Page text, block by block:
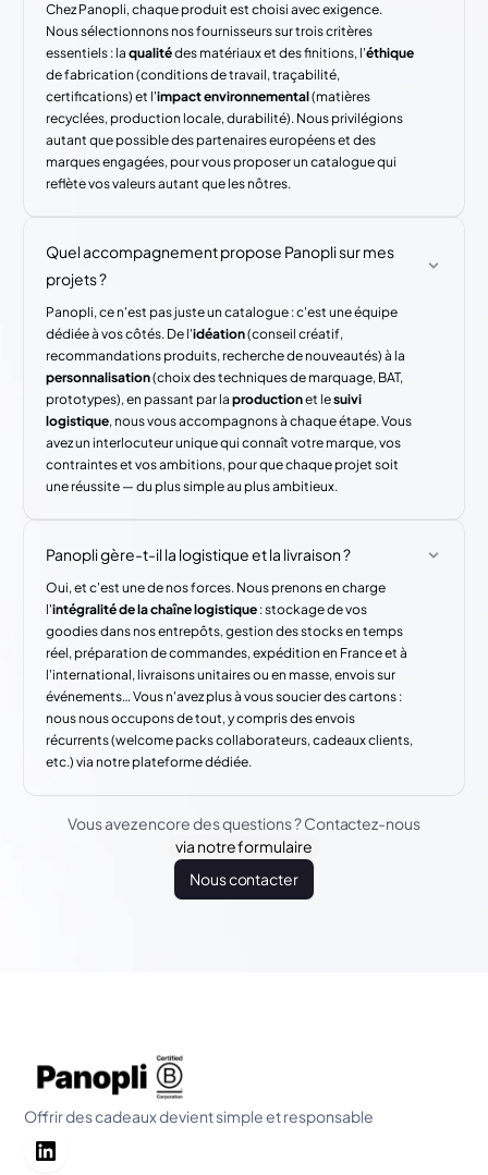
Chez Panopli, chaque produit est choisi avec exigence.
Nous sélectionnons nos fournisseurs sur trois critères
essentiels : laqualitédes matériaux et des finitions, l'éthique
de fabrication (conditions de travail, traçabilité,
certifications) et l'impact environnemental(matières
recyclées, production locale, durabilité). Nous privilégions
autant que possible des partenaires européens et des
marques engagées, pour vous proposer un catalogue qui
reflète vos valeurs autant que les nôtres.
Quel accompagnement propose Panopli sur mes
projets ?
Panopli, ce n'est pas juste un catalogue : c'est une équipe
dédiée à vos côtés. De l'idéation(conseil créatif,
recommandations produits, recherche de nouveautés) à la
personnalisation(choix des techniques de marquage, BAT,
prototypes), en passant par laproductionet lesuivi
logistique, nous vous accompagnons à chaque étape. Vous
avez un interlocuteur unique qui connaît votre marque, vos
contraintes et vos ambitions, pour que chaque projet soit
une réussite — du plus simple au plus ambitieux.
Panopli gère-t-il la logistique et la livraison ?
Oui, et c'est une de nos forces. Nous prenons en charge
l'intégralité de la chaîne logistique : stockage de vos
goodies dans nos entrepôts, gestion des stocks en temps
réel, préparation de commandes, expédition en France et à
l'international, livraisons unitaires ou en masse, envois sur
événements… Vous n'avez plus à vous soucier des cartons :
nous nous occupons de tout, y compris des envois
récurrents (welcome packs collaborateurs, cadeaux clients,
etc.) via notre plateforme dédiée.
Vous avez encore des questions ? Contactez-nous
via notre formulaire
Nous contacter
Offrir des cadeaux devient simple et responsable